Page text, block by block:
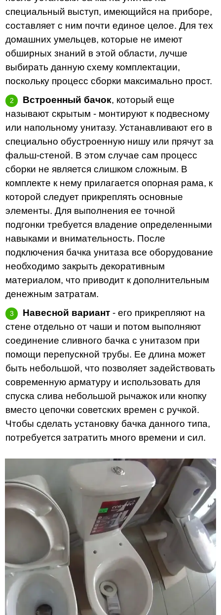
специальный выступ, имеющийся на приборе,
составляет с ним почти единое целое. Для тех
домашних умельцев, которые не имеют
обширных знаний в этой области, лучше
выбирать данную схему комплектации,
поскольку процесс сборки максимально прост.
Встроенный бачок, который еще
называют скрытым - монтируют к подвесному
или напольному унитазу. Устанавливают его в
специально обустроенную нишу или прячут за
фальш-стеной. В этом случае сам процесс
сборки не является слишком сложным. В
комплекте к нему прилагается опорная рама, к
которой следует прикреплять основные
элементы. Для выполнения ее точной
подгонки требуется владение определенными
навыками и внимательность. После
подключения бачка унитаза все оборудование
необходимо закрыть декоративным
материалом, что приводит к дополнительным
денежным затратам.
Навесной вариант - его прикрепляют на
стене отдельно от чаши и потом выполняют
соединение сливного бачка с унитазом при
помощи перепускной трубы. Ее длина может
быть небольшой, что позволяет задействовать
современную арматуру и использовать для
спуска слива небольшой рычажок или кнопку
вместо цепочки советских времен с ручкой.
Чтобы сделать установку бачка данного типа,
потребуется затратить много времени и сил.